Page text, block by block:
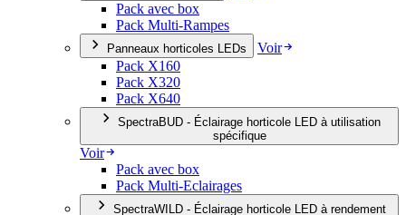
Pack avec box
Pack Multi-Rampes
Panneaux horticoles LEDs
Voir
Pack X160
Pack X320
Pack X640
spécifique
Voir
Pack avec box
Pack Multi-Eclairages